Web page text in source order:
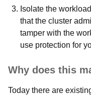
Isolate the
that the cluster
tamper with the
use protection for
Why does this
Today there are